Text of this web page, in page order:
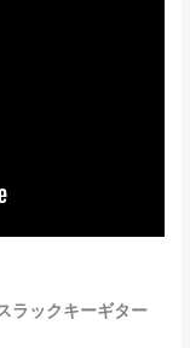
ラックキーギター